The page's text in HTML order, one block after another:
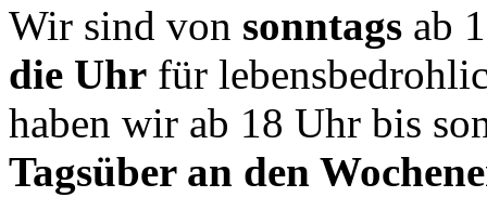
Wir sind von sonntags ab
die Uhr für
haben wir ab 18 Uhr bis
Tagsüber an den